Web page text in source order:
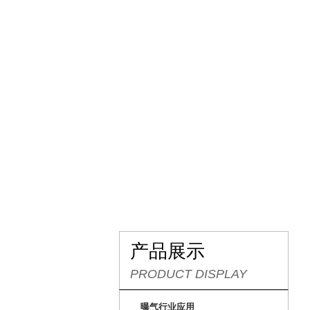
产品展示
PRODUCT DISPLAY
曝气行业应用